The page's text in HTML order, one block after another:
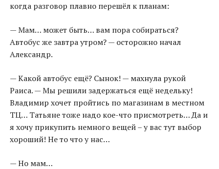
когда разговор плавно перешёл к планам:
— Мам… может быть… вам пора собираться?
Автобус же завтра утром? — осторожно начал
Александр.
— Какой автобус ещё? Сынок! — махнула рукой
Раиса. — Мы решили задержаться ещё недельку!
Владимир хочет пройтись по магазинам в местном
ТЦ… Татьяне тоже надо кое-что присмотреть… Да и
я хочу прикупить немного вещей – у вас тут выбор
хороший! Не то что у нас…
— Но мам…